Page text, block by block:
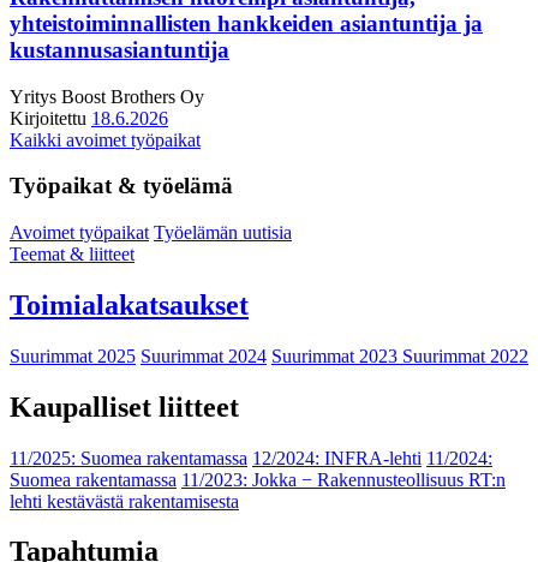
yhteistoiminnallisten hankkeiden asiantuntija ja
kustannusasiantuntija
Yritys Boost Brothers Oy
Kirjoitettu 18.6.2026
Kaikki avoimet työpaikat
Työpaikat & työelämä
Avoimet työpaikat Työelämän uutisia
Teemat & liitteet
Toimialakatsaukset
Suurimmat 2025 Suurimmat 2024 Suurimmat 2023 Suurimmat 2022
Kaupalliset liitteet
11/2025: Suomea rakentamassa 12/2024: INFRA-lehti 11/2024:
Suomea rakentamassa 11/2023: Jokka − Rakennusteollisuus RT:n
lehti kestävästä rakentamisesta
Tapahtumia